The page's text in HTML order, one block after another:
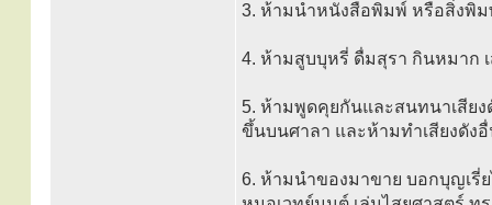
3. ห้ามนำหนังสือพิมพ์ หรือสิ่งพิม
4. ห้ามสูบบุหรี่ ดื่มสุรา กินหมาก
5. ห้ามพูดคุยกันและสนทนาเสีย
ขึ้นบนศาลา และห้ามทำเสียงดัง
6. ห้ามนำของมาขาย บอกบุญเรี่